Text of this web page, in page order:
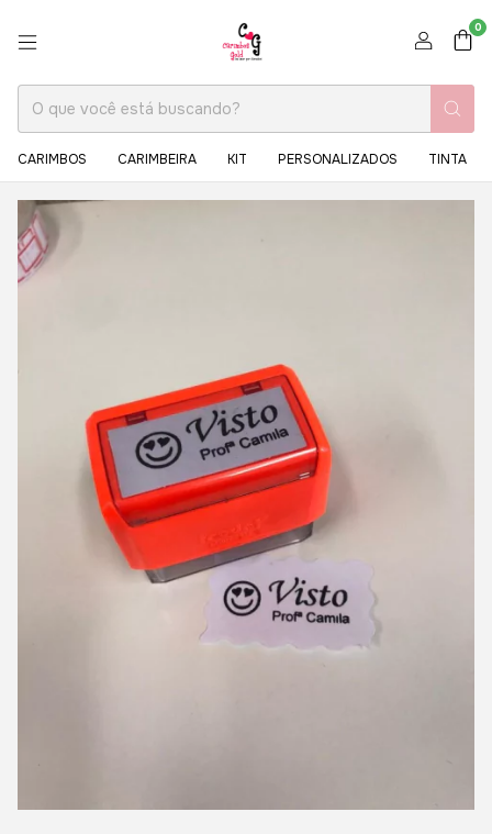
0
CARIMBOS CARIMBEIRA KIT PERSONALIZADOS TINTA